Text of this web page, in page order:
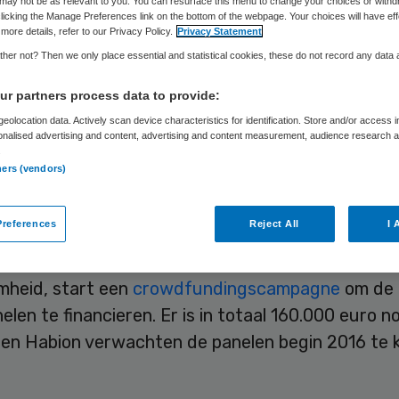
Skipr Redactie 7 oktober 2015,10:21 348 keer gelezen
dat zoveel mogelijk zonnepanelen op
wil plaatsen.
is een samenwerking van
en woningcorporatie Habion, dat onder andere
start een crowdfundingscampagne om de
te financieren. Er is in totaal 160.000 euro
Habion verwachten de panelen begin 2016 te
the Manage Preferences link on the bottom of the webpage. Your choices will have
details, refer to our Privacy Policy. Privacy Statement
not? Then we only place essential and statistical cookies, these do not record any data
partners process data to provide:
data. Actively scan device characteristics for identification. Store and/or access
advertising and content, advertising and content measurement, audience research
(vendors)
Reject All I